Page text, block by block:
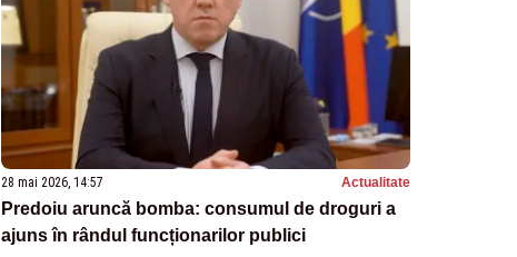
28 mai 2026, 14:57 Actualitate
Predoiu aruncă bomba: consumul de droguri a
ajuns în rândul funcționarilor publici